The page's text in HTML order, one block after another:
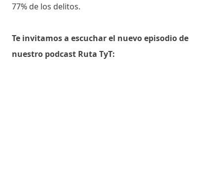
77% de los delitos.
Te invitamos a escuchar el nuevo episodio de
nuestro podcast Ruta TyT: